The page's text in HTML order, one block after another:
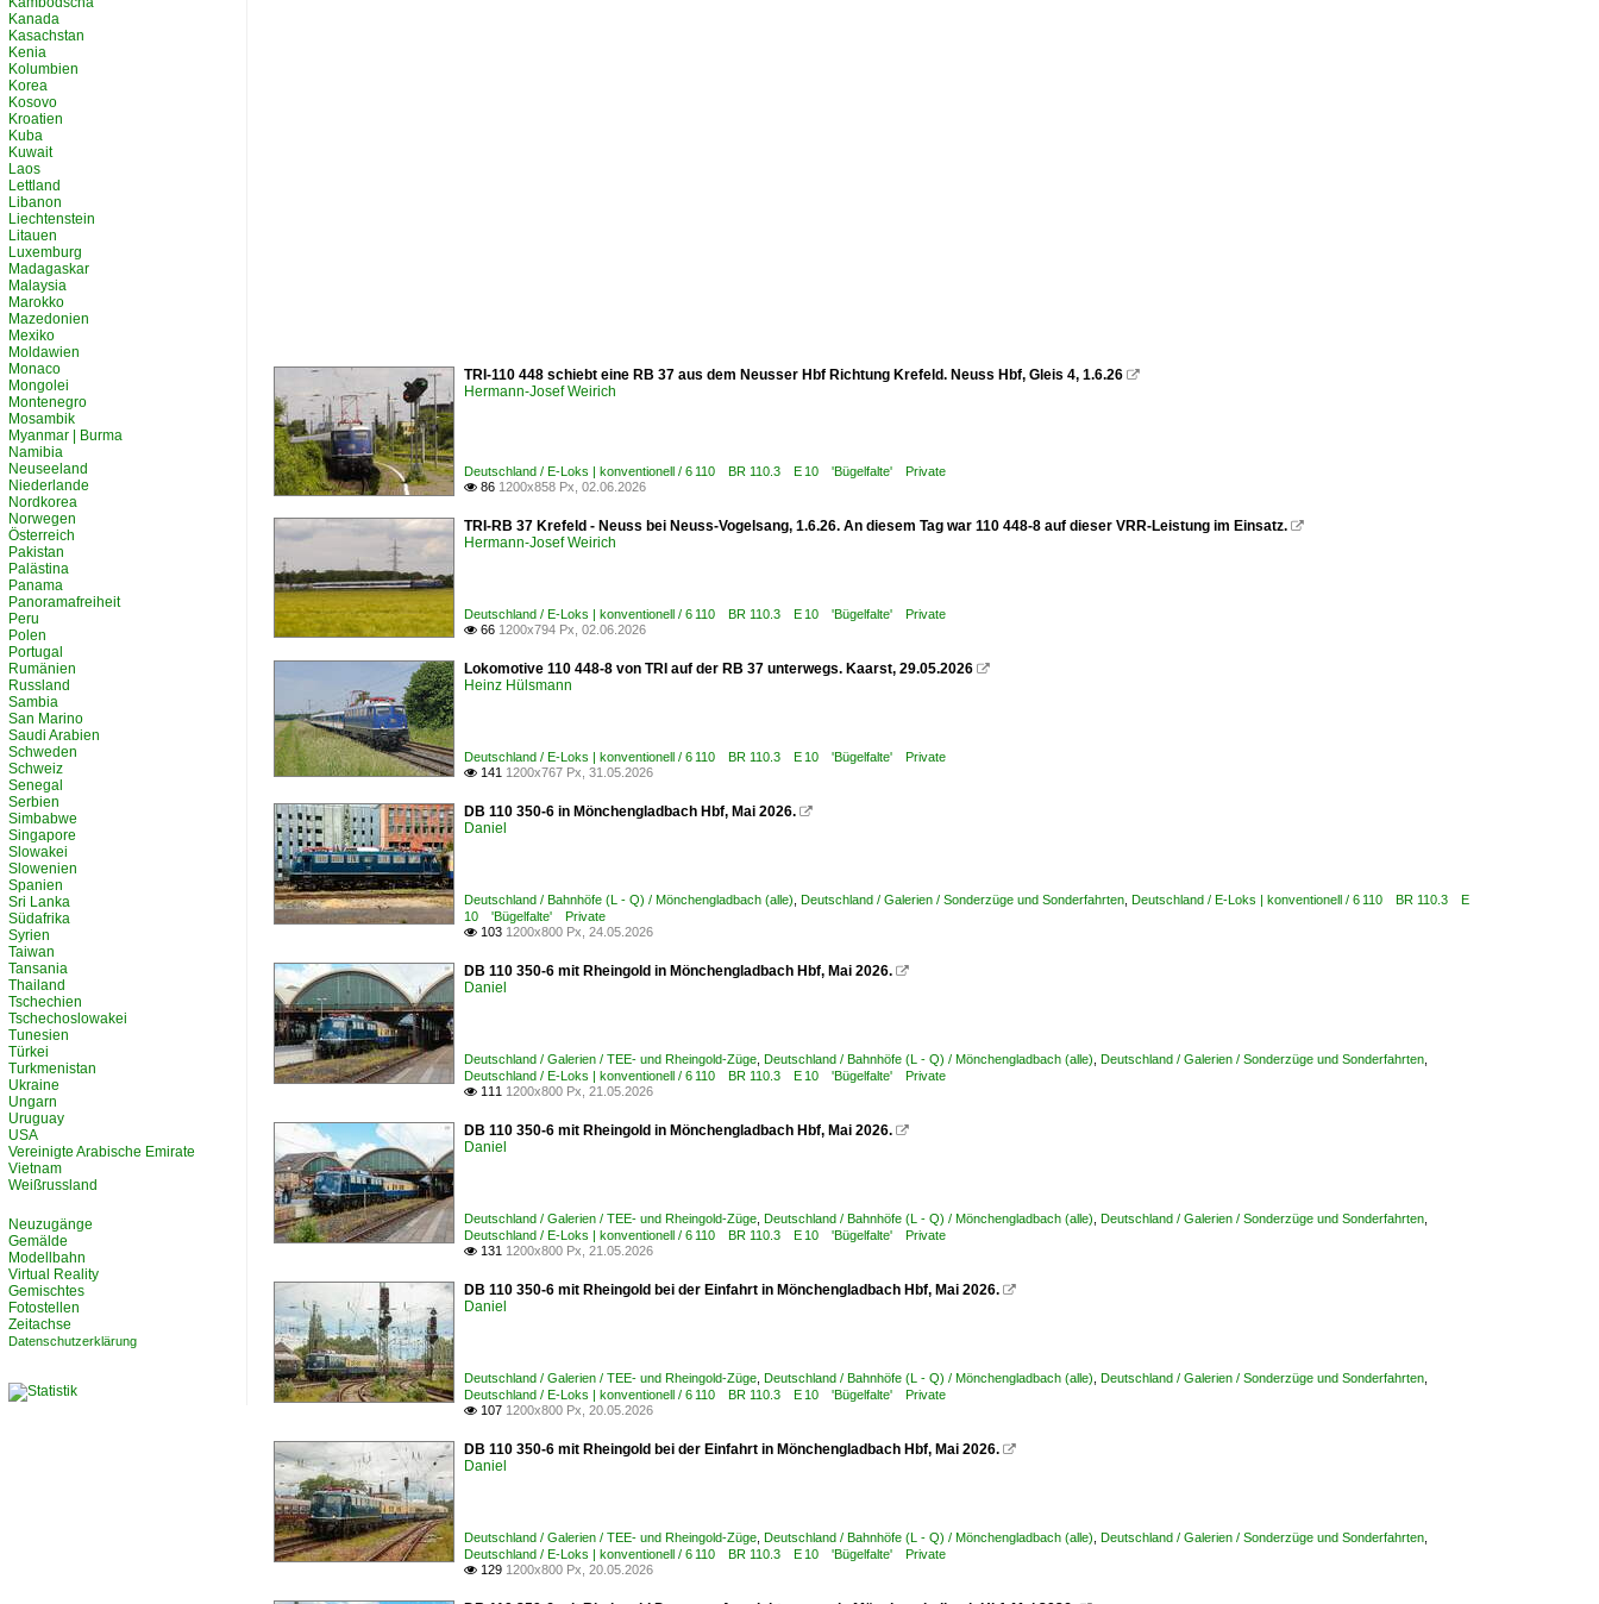
TRI-110 448 schiebt eine RB 37 aus dem Neusser Hbf Richtung Krefeld. Neuss Hbf, Gleis 4, 1.6.26 
Hermann-Josef Weirich
Deutschland / E-Loks | konventionell / 6 110 BR 110.3 E 10 'Bügelfalte' Private
 86 1200x858 Px, 02.06.2026
TRI-RB 37 Krefeld - Neuss bei Neuss-Vogelsang, 1.6.26. An diesem Tag war 110 448-8 auf dieser VRR-Leistung im Einsatz. 
Hermann-Josef Weirich
Deutschland / E-Loks | konventionell / 6 110 BR 110.3 E 10 'Bügelfalte' Private
 66 1200x794 Px, 02.06.2026
Lokomotive 110 448-8 von TRI auf der RB 37 unterwegs. Kaarst, 29.05.2026 
Heinz Hülsmann
Deutschland / E-Loks | konventionell / 6 110 BR 110.3 E 10 'Bügelfalte' Private
 141 1200x767 Px, 31.05.2026
DB 110 350-6 in Mönchengladbach Hbf, Mai 2026. 
Daniel
Deutschland / Bahnhöfe (L - Q) / Mönchengladbach (alle) Deutschland / Galerien / Sonderzüge und Sonderfahrten Deutschland / E-Loks | konventionell / 6 110 BR 110.3 E
10 'Bügelfalte' Private
 103 1200x800 Px, 24.05.2026
DB 110 350-6 mit Rheingold in Mönchengladbach Hbf, Mai 2026. 
Daniel
Deutschland / Galerien / TEE- und Rheingold-Züge Deutschland / Bahnhöfe (L - Q) / Mönchengladbach (alle) Deutschland / Galerien / Sonderzüge und Sonderfahrten
Deutschland / E-Loks | konventionell / 6 110 BR 110.3 E 10 'Bügelfalte' Private
 111 1200x800 Px, 21.05.2026
DB 110 350-6 mit Rheingold in Mönchengladbach Hbf, Mai 2026. 
Daniel
Deutschland / Galerien / TEE- und Rheingold-Züge Deutschland / Bahnhöfe (L - Q) / Mönchengladbach (alle) Deutschland / Galerien / Sonderzüge und Sonderfahrten
Deutschland / E-Loks | konventionell / 6 110 BR 110.3 E 10 'Bügelfalte' Private
 131 1200x800 Px, 21.05.2026
DB 110 350-6 mit Rheingold bei der Einfahrt in Mönchengladbach Hbf, Mai 2026. 
Daniel
Deutschland / Galerien / TEE- und Rheingold-Züge Deutschland / Bahnhöfe (L - Q) / Mönchengladbach (alle) Deutschland / Galerien / Sonderzüge und Sonderfahrten
Deutschland / E-Loks | konventionell / 6 110 BR 110.3 E 10 'Bügelfalte' Private
 107 1200x800 Px, 20.05.2026
DB 110 350-6 mit Rheingold bei der Einfahrt in Mönchengladbach Hbf, Mai 2026. 
Daniel
Deutschland / Galerien / TEE- und Rheingold-Züge Deutschland / Bahnhöfe (L - Q) / Mönchengladbach (alle) Deutschland / Galerien / Sonderzüge und Sonderfahrten
Deutschland / E-Loks | konventionell / 6 110 BR 110.3 E 10 'Bügelfalte' Private
 129 1200x800 Px, 20.05.2026
Kanada
Kasachstan
Kenia
Kolumbien
Korea
Kosovo
Kroatien
Kuba
Kuwait
Laos
Lettland
Libanon
Liechtenstein
Litauen
Luxemburg
Madagaskar
Malaysia
Marokko
Mazedonien
Mexiko
Moldawien
Monaco
Mongolei
Montenegro
Mosambik
Myanmar | Burma
Namibia
Neuseeland
Niederlande
Nordkorea
Norwegen
Österreich
Pakistan
Palästina
Panama
Panoramafreiheit
Peru
Polen
Portugal
Rumänien
Russland
Sambia
San Marino
Saudi Arabien
Schweden
Schweiz
Senegal
Serbien
Simbabwe
Singapore
Slowakei
Slowenien
Spanien
Sri Lanka
Südafrika
Syrien
Taiwan
Tansania
Thailand
Tschechien
Tschechoslowakei
Tunesien
Türkei
Turkmenistan
Ukraine
Ungarn
Uruguay
USA
Vereinigte Arabische Emirate
Vietnam
Weißrussland
Neuzugänge
Gemälde
Modellbahn
Virtual Reality
Gemischtes
Fotostellen
Zeitachse
Datenschutzerklärung